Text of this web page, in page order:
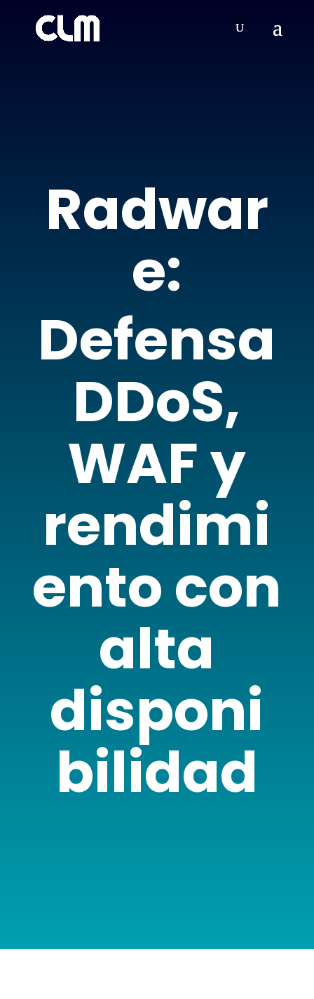
Radwar
e:
Defensa
DDoS,
WAF y
rendimi
ento con
alta
disponi
bilidad